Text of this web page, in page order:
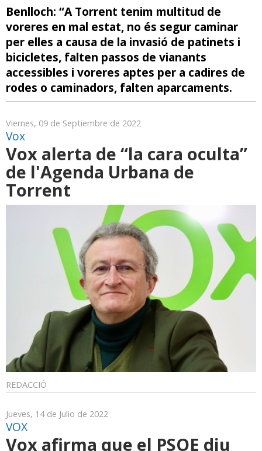
Benlloch: “A Torrent tenim multitud de
voreres en mal estat, no és segur caminar
per elles a causa de la invasió de patinets i
bicicletes, falten passos de vianants
accessibles i voreres aptes per a cadires de
rodes o caminadors, falten aparcaments.
Viernes, 09 de Septiembre de 2022
Vox
Vox alerta de “la cara oculta”
de l'Agenda Urbana de
Torrent
REDACCIÓ
Jueves, 14 de Julio de 2022
VOX
Vox afirma que el PSOE diu